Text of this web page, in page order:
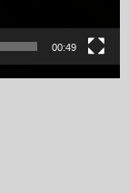
00:49